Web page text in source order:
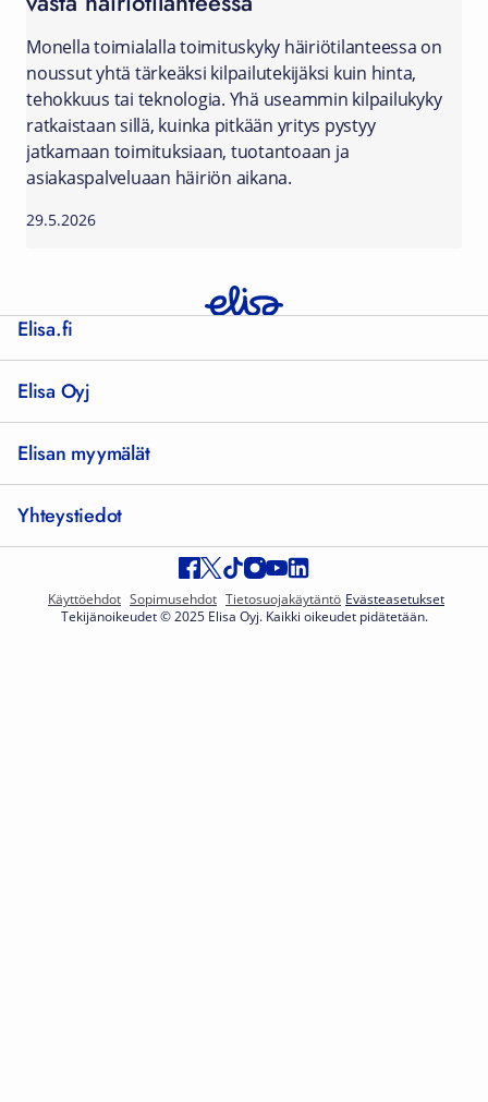
Monella toimialalla toimituskyky häiriötilanteessa on
noussut yhtä tärkeäksi kilpailutekijäksi kuin hinta,
tehokkuus tai teknologia. Yhä useammin kilpailukyky
ratkaistaan sillä, kuinka pitkään yritys pystyy
jatkamaan toimituksiaan, tuotantoaan ja
asiakaspalveluaan häiriön aikana.
29.5.2026
Elisa.fi
Elisa Oyj
Elisan myymälät
Yhteystiedot
Käyttöehdot Sopimusehdot Tietosuojakäytäntö Evästeasetukset
Tekijänoikeudet © 2025 Elisa Oyj. Kaikki oikeudet pidätetään.